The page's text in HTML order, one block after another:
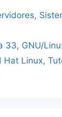
,
33, GNU/
Hat Linux,